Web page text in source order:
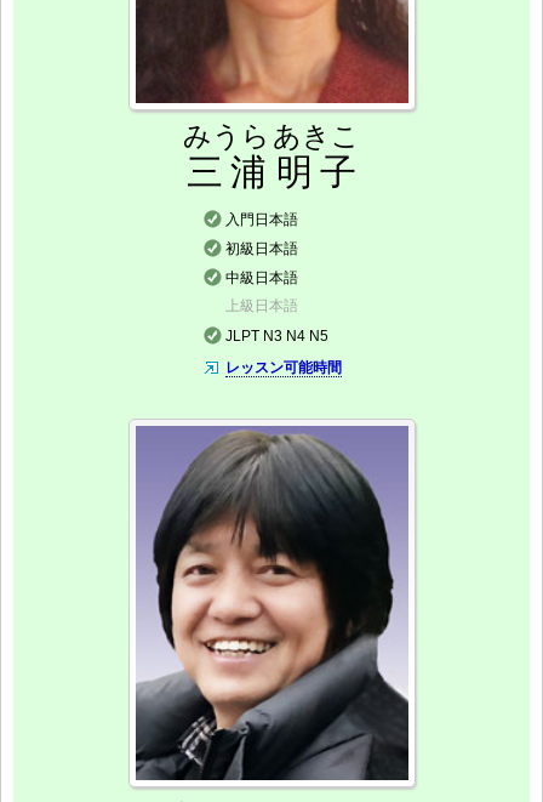
三浦
みうら
明子
あきこ
入門日本語
初級日本語
中級日本語
上級日本語
JLPT N3 N4 N5
レッスン可能時間